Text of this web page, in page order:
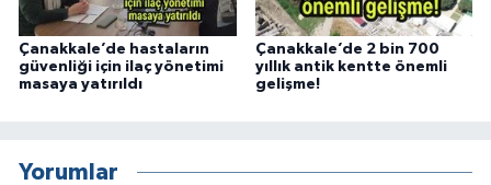
Çanakkale’de hastaların
güvenliği için ilaç yönetimi
masaya yatırıldı
Çanakkale’de 2 bin 700
yıllık antik kentte önemli
gelişme!
Yorumlar